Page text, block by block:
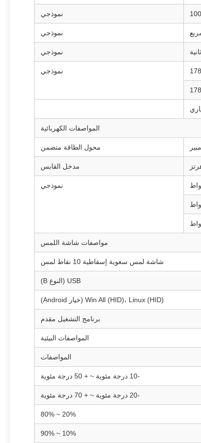
نموذجي
نموذجي
نموذجي
178 نموذجي
178
المواصفات الكهربائية
محول الطاقة متضمن
مدخل القابس
نموذجي
مواصفات شاشة اللمس
شاشة لمس سعوية إسقاطية 10 نقاط لمس
USB (النوع B)
Win All (HID)، Linux (HID) (خيار Android)
برنامج التشغيل مقدم
المواصفات البيئية
المواصفات
-10 درجة مئوية ~ + 50 درجة مئوية
-20 درجة مئوية ~ + 70 درجة مئوية
20% ~ 80%
10% ~ 90%